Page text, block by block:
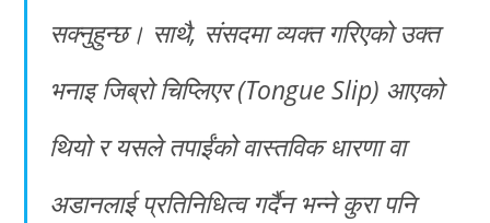
सक्नुहुन्छ। साथै, संसदमा व्यक्त गरिएको उक्त
भनाइ जिब्रो चिप्लिएर (Tongue Slip) आएको
थियो र यसले तपाईंको वास्तविक धारणा वा
अडानलाई प्रतिनिधित्व गर्दैन भन्ने कुरा पनि